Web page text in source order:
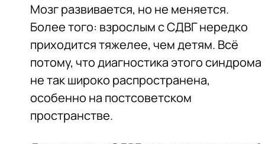
Мозг развивается, но не меняется.
Более того: взрослым с СДВГ нередко
приходится тяжелее, чем детям. Всё
потому, что диагностика этого синдрома
не так широко распространена,
особенно на постсоветском
пространстве.